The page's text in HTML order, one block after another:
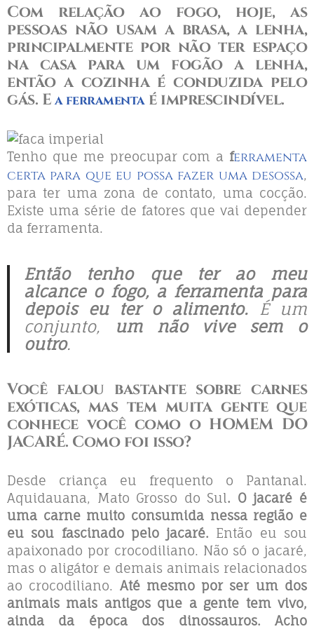
Com relação ao fogo, hoje, as
pessoas não usam a brasa, a lenha,
principalmente por não ter espaço
na casa para um fogão a lenha,
então a cozinha é conduzida pelo
gás. E a ferramentaé imprescindível.
Tenho que me preocupar com a ferramenta
certa para que eu possa fazer uma desossa,
para ter uma zona de contato, uma cocção.
Existe uma série de fatores que vai depender
da ferramenta.
Então tenho que ter ao meu
alcance o fogo, a ferramenta para
depois eu ter o alimento. É um
conjunto,
um não vive sem o
outro.
Você falou bastante sobre carnes
exóticas, mas tem muita gente que
conhece você como o HOMEM DO
JACARÉ. Como foi isso?
Desde criança eu frequento o Pantanal.
Aquidauana, Mato Grosso do Sul. O jacaré é
uma carne muito consumida nessa região e
eu sou fascinado pelo jacaré. Então eu sou
apaixonado por crocodiliano. Não só o jacaré,
mas o aligátor e demais animais relacionados
ao crocodiliano. Até mesmo por ser um dos
animais mais antigos que a gente tem vivo,
ainda da época dos dinossauros. Acho